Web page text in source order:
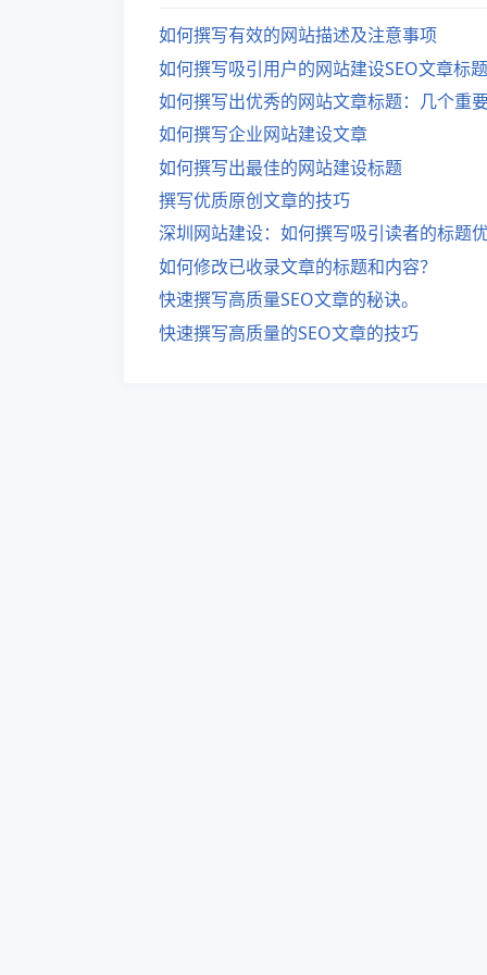
如何撰写有效的网站描述及注意事项
如何撰写吸引用户的网站建设SEO文章标
如何撰写出优秀的网站文章标题：几个重
如何撰写企业网站建设文章
如何撰写出最佳的网站建设标题
撰写优质原创文章的技巧
深圳网站建设：如何撰写吸引读者的标题
如何修改已收录文章的标题和内容？
快速撰写高质量SEO文章的秘诀。
快速撰写高质量的SEO文章的技巧